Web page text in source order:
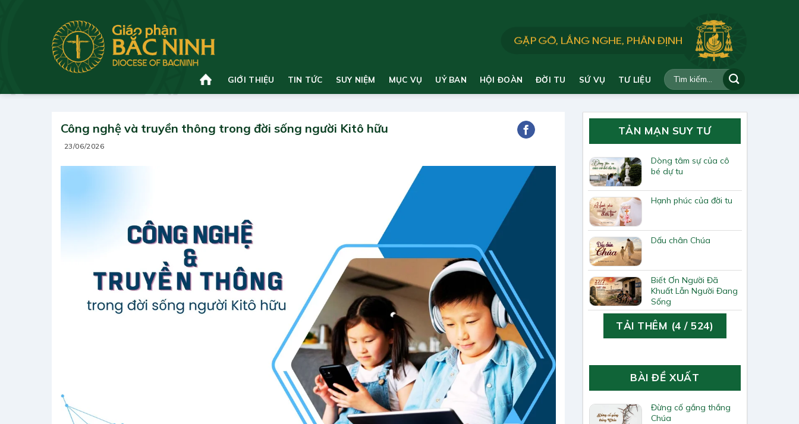
GIỚI THIỆU TIN TỨC SUY NIỆM MỤC VỤ UỶ BAN HỘI ĐOÀN ĐỜI TU SỨ VỤ TƯ LIỆU
Công nghệ và truyền thông trong đời sống người Kitô hữu
23/06/2026
TẢN MẠN SUY TƯ
Dòng tâm sự của cô
bé dự tu
Hạnh phúc của đời tu
Dấu chân Chúa
Biết Ơn Người Đã
Khuất Lẫn Người Đang
Sống
TẢI THÊM (4 / 524)
BÀI ĐỀ XUẤT
Đừng cố gắng thắng
Chúa